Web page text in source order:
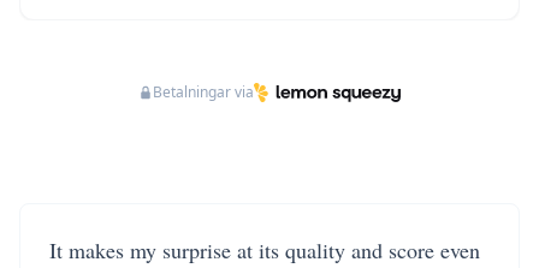
Betalningar via
It makes my surprise at its quality and score even